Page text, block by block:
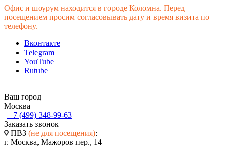
Офис и шоурум находится в городе Коломна. Перед
посещением просим согласовывать дату и время визита по
телефону.
Вконтакте
Telegram
YouTube
Rutube
Ваш город
Москва
+7 (499) 348-99-63
Заказать звонок
ПВЗ (не для посещения):
г. Москва, Мажоров пер., 14